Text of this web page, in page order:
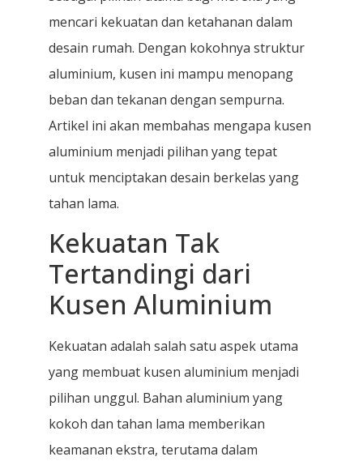
mencari kekuatan dan ketahanan dalam
desain rumah. Dengan kokohnya struktur
aluminium, kusen ini mampu menopang
beban dan tekanan dengan sempurna.
Artikel ini akan membahas mengapa kusen
aluminium menjadi pilihan yang tepat
untuk menciptakan desain berkelas yang
tahan lama.
Kekuatan Tak
Tertandingi dari
Kusen Aluminium
Kekuatan adalah salah satu aspek utama
yang membuat kusen aluminium menjadi
pilihan unggul. Bahan aluminium yang
kokoh dan tahan lama memberikan
keamanan ekstra, terutama dalam